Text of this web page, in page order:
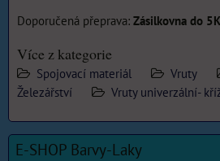
Zásilkovna do
Více z kategorie
Spojovací materiál Vruty
Železářství
Vruty univerzální-
E-SHOP Barvy-Laky